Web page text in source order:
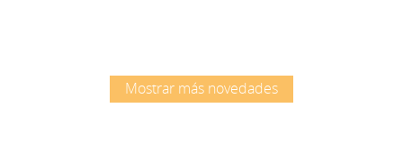
Mostrar más novedades